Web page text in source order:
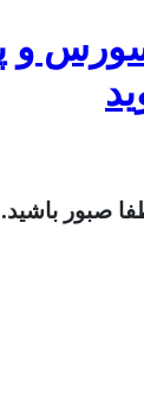
صبور باشید.